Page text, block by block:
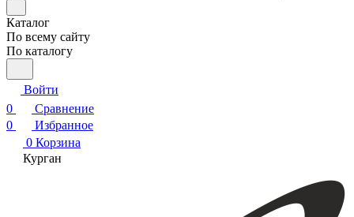
Каталог
По всему сайту
По каталогу
Войти
0
Сравнение
0
Избранное
0 Корзина
Курган